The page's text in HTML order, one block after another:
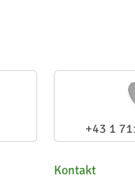
+43 1
Kontakt